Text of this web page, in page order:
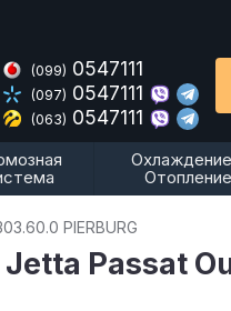
(099) 0547111
(097) 0547111
(063) 0547111
Отопление
PIERBURG
Passat